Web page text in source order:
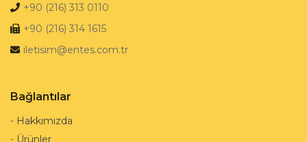
+90 (216) 313 0110
+90 (216) 314 1615
iletisim@entes.com.tr
Bağlantılar
- Hakkımızda
- Ürünler